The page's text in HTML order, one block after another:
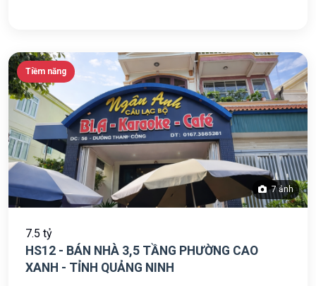
Tiềm năng
7 ảnh
7.5 tỷ
HS12 - BÁN NHÀ 3,5 TẦNG PHƯỜNG CAO
XANH - TỈNH QUẢNG NINH